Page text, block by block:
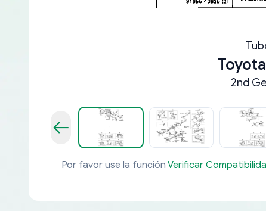
2nd
Por favor use la función Verificar